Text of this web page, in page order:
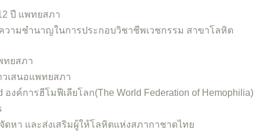
ปี แพทยสภา
ามชำนาญในการประกอบวิชาชีพเวชกรรม สาขาโลหิต
ทยสภา
เสนอแพทยสภา
องค์การฮีโมฟีเลียโลก(The World Federation of Hemophilia)
หา และส่งเสริมผู้ให้โลหิตแห่งสภากาชาดไทย